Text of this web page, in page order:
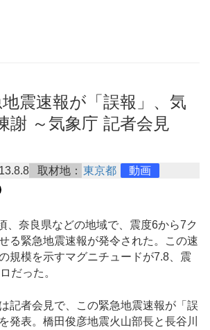
震速報が「誤報」、気
謝 ～気象庁 記者会見
取材地： 東京都 動画
奈良県などの地域で、震度6から7ク
る緊急地震速報が発令された。この速
規模を示すマグニチュードが7.8、震
だった。
記者会見で、この緊急地震速報が「誤
発表。橋田俊彦地震火山部長と長谷川